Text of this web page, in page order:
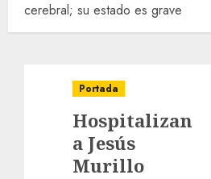
cerebral; su estado es grave
Portada
Hospitalizan
a Jesús
Murillo